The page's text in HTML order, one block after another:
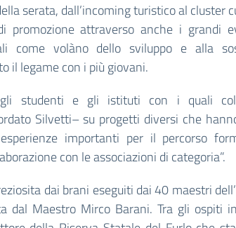
serata, dall’incoming turistico al cluster
promozione attraverso anche i grandi
come volàno dello sviluppo e alla
il legame con i più giovani.
gli studenti e gli istituti con i quali
Silvetti– su progetti diversi che
importanti per il percorso
con le associazioni di categoria”.
dai brani eseguiti dai 40 maestri
dal Maestro Mirco Barani. Tra gli ospiti